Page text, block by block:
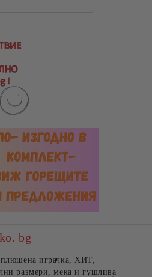
bg
играчка, ХИТ,
размери, мека и гушлива